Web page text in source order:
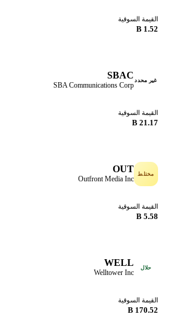
السوقية
محدد SBAC
SBA Communications Corp
السوقية
OUT
Outfront Media Inc
السوقية
WELL
Welltower Inc
السوقية